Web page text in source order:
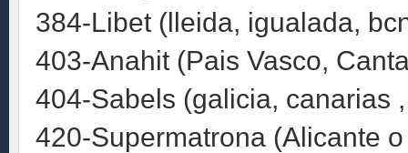
384-Libet (lleida, igualada,
403-Anahit (Pais Vasco,
404-Sabels (galicia, canarias
420-Supermatrona (Alicante